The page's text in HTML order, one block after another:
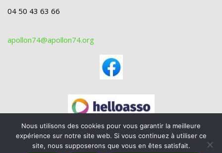
04 50 43 63 66
apollon74@apollon74.org
Nous utilisons des cookies pour vous garantir la meilleure
expérience sur notre site web. Si vous continuez à utiliser ce
site, nous supposerons que vous en êtes satisfait.